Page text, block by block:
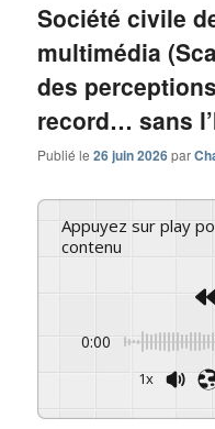
Société civile
multimédia
des
record… sans
Publié le26 juin 2026par
Appuyez sur play pour écouter ce
contenu
0:00
1x